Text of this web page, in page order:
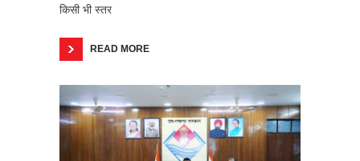
किसी भी स्तर
READ MORE